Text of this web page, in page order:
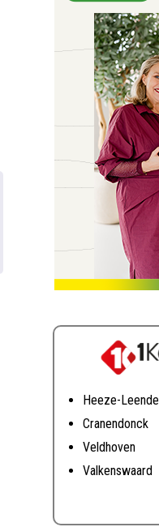
Heeze-Leende
Cranendonck
Veldhoven
Valkenswaard